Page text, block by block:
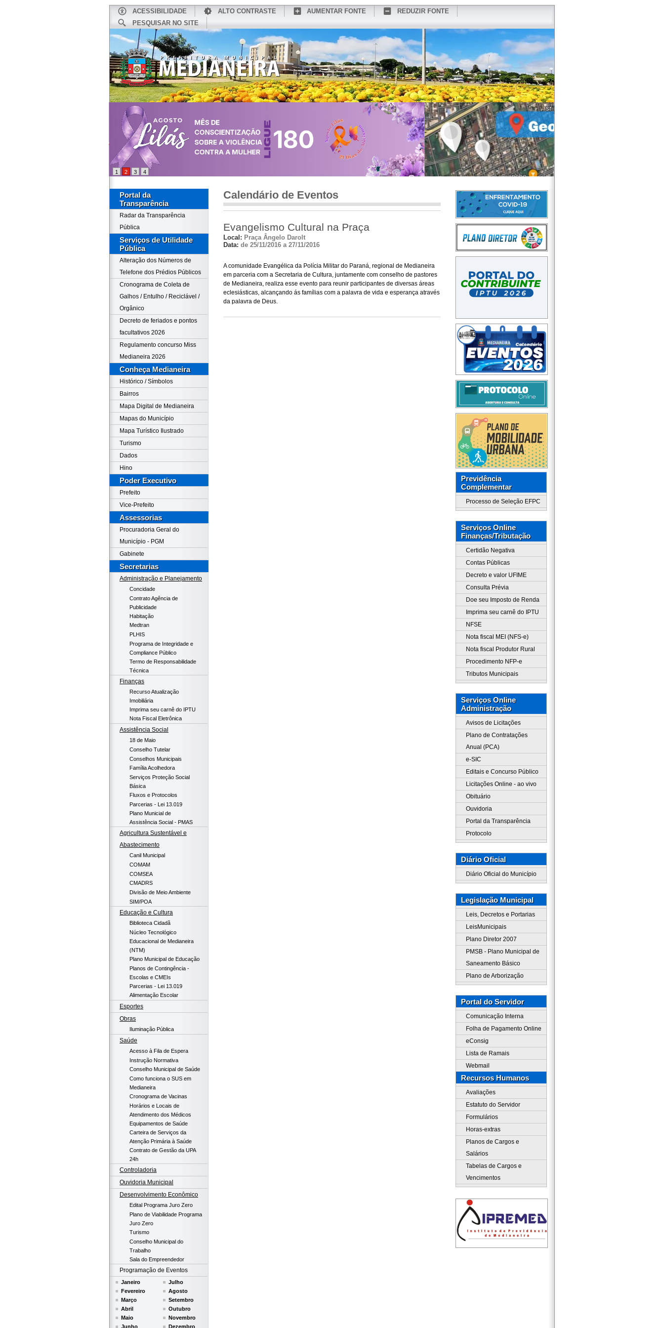
ACESSIBILIDADE ALTO CONTRASTE AUMENTAR FONTE
REDUZIR FONTE
PESQUISAR NO SITE
SERVIÇOS ONLINE PORTAL DO SERVIDOR REDES SOCIAIS WEBMAIL
1 2 3 4
Portal da
Transparência
Radar da Transparência
Pública
Serviços de Utilidade
Pública
Alteração dos Números de
Telefone dos Prédios Públicos
Cronograma de Coleta de
Galhos / Entulho / Reciclável /
Orgânico
Decreto de feriados e pontos
facultativos 2026
Regulamento concurso Miss
Medianeira 2026
Conheça Medianeira
Histórico / Símbolos
Bairros
Mapa Digital de Medianeira
Mapas do Município
Mapa Turístico Ilustrado
Turismo
Dados
Hino
Poder Executivo
Prefeito
Vice-Prefeito
Assessorias
Procuradoria Geral do
Município - PGM
Gabinete
Secretarias
Administração e Planejamento
Concidade
Contrato Agência de
Publicidade
Habitação
Medtran
PLHIS
Programa de Integridade e
Compliance Público
Termo de Responsabilidade
Técnica
Finanças
Recurso Atualização
Imobiliária
Imprima seu carnê do IPTU
Nota Fiscal Eletrônica
Assistência Social
18 de Maio
Conselho Tutelar
Conselhos Municipais
Família Acolhedora
Serviços Proteção Social
Básica
Fluxos e Protocolos
Parcerias - Lei 13.019
Plano Municial de
Assistência Social - PMAS
Agricultura Sustentável e
Abastecimento
Canil Municipal
COMAM
COMSEA
CMADRS
Divisão de Meio Ambiente
SIM/POA
Educação e Cultura
Biblioteca Cidadã
Núcleo Tecnológico
Educacional de Medianeira
(NTM)
Plano Municipal de Educação
Planos de Contingência -
Escolas e CMEIs
Parcerias - Lei 13.019
Alimentação Escolar
Esportes
Obras
Iluminação Pública
Saúde
Acesso à Fila de Espera
Instrução Normativa
Conselho Municipal de Saúde
Como funciona o SUS em
Medianeira
Cronograma de Vacinas
Horários e Locais de
Atendimento dos Médicos
Equipamentos de Saúde
Carteira de Serviços da
Atenção Primária à Saúde
Contrato de Gestão da UPA
24h
Controladoria
Ouvidoria Municipal
Desenvolvimento Econômico
Edital Programa Juro Zero
Plano de Viabilidade Programa
Juro Zero
Turismo
Conselho Municipal do
Trabalho
Sala do Empreendedor
Programação de Eventos
Janeiro
Fevereiro
Março
Abril
Maio
Junho
Julho
Agosto
Setembro
Outubro
Novembro
Dezembro
Calendário de Eventos
Evangelismo Cultural na Praça
Local: Praça Ângelo Darolt
Data: de 25/11/2016 a 27/11/2016
A comunidade Evangélica da Polícia Militar do Paraná, regional de Medianeira
em parceria com a Secretaria de Cultura, juntamente com conselho de pastores
de Medianeira, realiza esse evento para reunir participantes de diversas áreas
eclesiásticas, alcançando ás famílias com a palavra de vida e esperança através
da palavra de Deus.
Previdência
Complementar
Processo de Seleção EFPC
Serviços Online
Finanças/Tributação
Certidão Negativa
Contas Públicas
Decreto e valor UFIME
Consulta Prévia
Doe seu Imposto de Renda
Imprima seu carnê do IPTU
NFSE
Nota fiscal MEI (NFS-e)
Nota fiscal Produtor Rural
Procedimento NFP-e
Tributos Municipais
Serviços Online
Administração
Avisos de Licitações
Plano de Contratações
Anual (PCA)
e-SIC
Editais e Concurso Público
Licitações Online - ao vivo
Obituário
Ouvidoria
Portal da Transparência
Protocolo
Diário Oficial
Diário Oficial do Município
Legislação Municipal
Leis, Decretos e Portarias
LeisMunicipais
Plano Diretor 2007
PMSB - Plano Municipal de
Saneamento Básico
Plano de Arborização
Portal do Servidor
Comunicação Interna
Folha de Pagamento Online
eConsig
Lista de Ramais
Webmail
Recursos Humanos
Avaliações
Estatuto do Servidor
Formulários
Horas-extras
Planos de Cargos e
Salários
Tabelas de Cargos e
Vencimentos